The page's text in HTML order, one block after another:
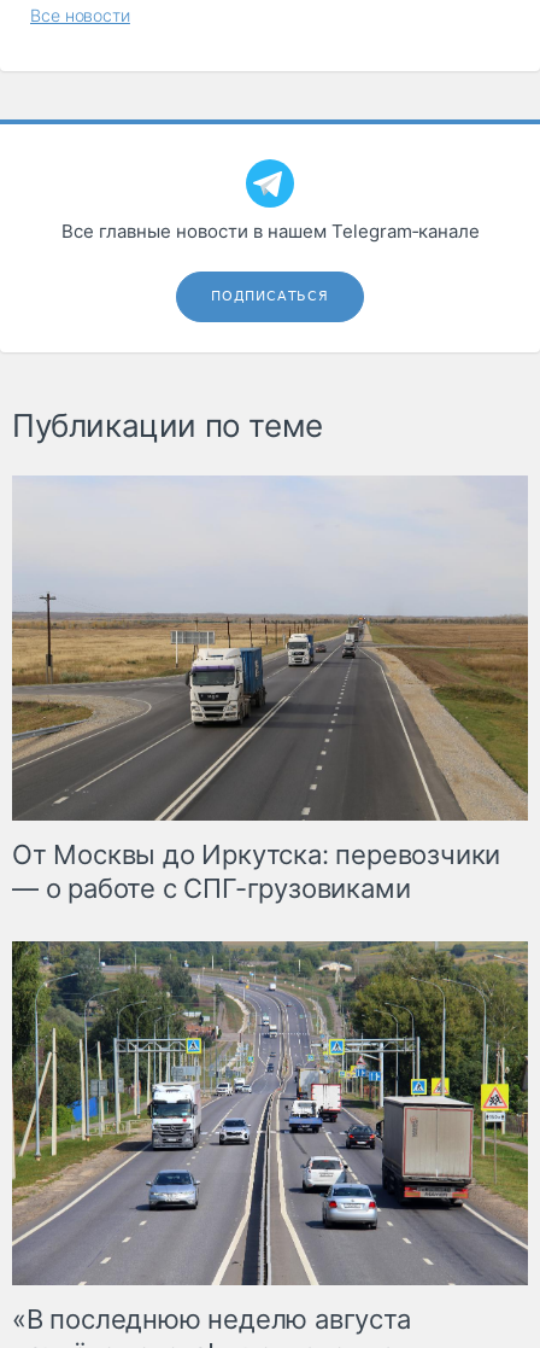
Все новости
Все главные новости в нашем Telegram‑канале
ПОДПИСАТЬСЯ
Публикации по теме
От Москвы до Иркутска: перевозчики
— о работе с СПГ-грузовиками
«В последнюю неделю августа